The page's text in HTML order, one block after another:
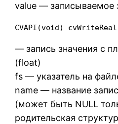
value — записываемое
CVAPI(void)
— запись значения c
(float)
fs — указатель на
name — название
(может быть NULL
родительская